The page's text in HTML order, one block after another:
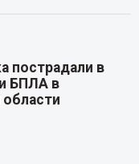
пострадали в
БПЛА в